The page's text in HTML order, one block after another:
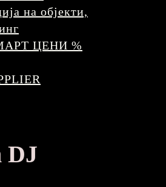
на објекти,
ЦЕНИ %
DJ